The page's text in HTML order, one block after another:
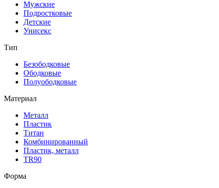
Мужские
Подростковые
Детские
Унисекс
Тип
Безободковые
Ободковые
Полуободковые
Материал
Металл
Пластик
Титан
Комбинированный
Пластик, металл
TR90
Форма